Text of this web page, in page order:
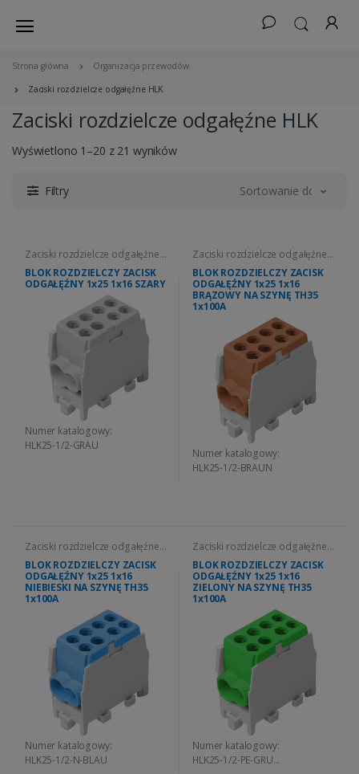
Strona główna Organizacja przewodów
Zaciski rozdzielcze odgałęźne HLK
Zaciski rozdzielcze odgałęźne HLK
Wyświetlono 1–20 z 21 wyników
Filtry Sortowanie domyślne
Zaciski rozdzielcze odgałęźne
HLK
BLOK ROZDZIELCZY ZACISK
ODGAŁĘŹNY 1x25 1x16 SZARY
Numer katalogowy:
HLK25-1/2-GRAU
Zaciski rozdzielcze odgałęźne
HLK
BLOK ROZDZIELCZY ZACISK
ODGAŁĘŹNY 1x25 1x16
BRĄZOWY NA SZYNĘ TH35
1x100A
Numer katalogowy:
HLK25-1/2-BRAUN
Zaciski rozdzielcze odgałęźne
HLK
BLOK ROZDZIELCZY ZACISK
ODGAŁĘŹNY 1x25 1x16
NIEBIESKI NA SZYNĘ TH35
1x100A
Numer katalogowy:
HLK25-1/2-N-BLAU
Zaciski rozdzielcze odgałęźne
HLK
BLOK ROZDZIELCZY ZACISK
ODGAŁĘŹNY 1x25 1x16
ZIELONY NA SZYNĘ TH35
1x100A
Numer katalogowy:
HLK25-1/2-PE-GRU...